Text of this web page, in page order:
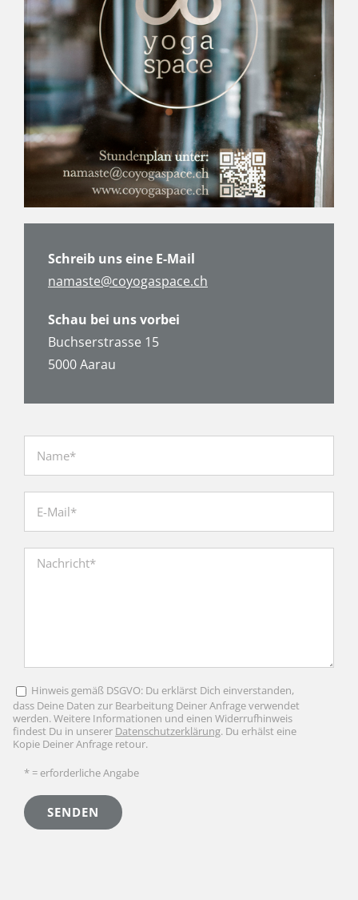
Schreib uns eine E-Mail
namaste@coyogaspace.ch
Schau bei uns vorbei
Buchserstrasse 15
5000 Aarau
Bitte lasse dieses Feld leer.
Bitte lasse dieses Feld leer.
Bitte lasse dieses Feld leer.
Hinweis gemäß DSGVO: Du erklärst Dich einverstanden,
dass Deine Daten zur Bearbeitung Deiner Anfrage verwendet
werden. Weitere Informationen und einen Widerrufhinweis
findest Du in unserer Datenschutzerklärung. Du erhälst eine
Kopie Deiner Anfrage retour.
* = erforderliche Angabe